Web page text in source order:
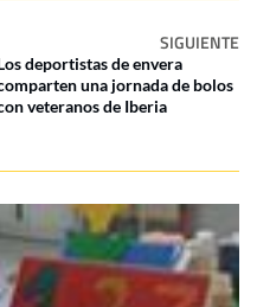
SIGUIENTE
deportistas de envera
una jornada de bolos
veteranos de Iberia